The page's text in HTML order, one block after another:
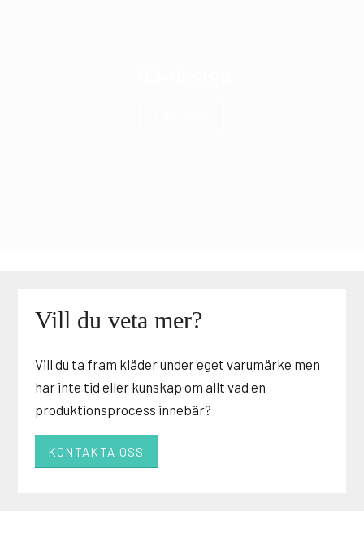
Vill du veta mer?
Vill du ta fram kläder under eget varumärke men
har inte tid eller kunskap om allt vad en
produktionsprocess innebär?
KONTAKTA OSS